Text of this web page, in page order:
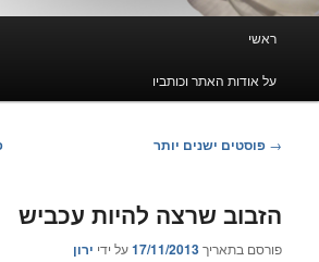
ראשי
על אודות האתר וכותביו
ניווט
→ פוסטים ישנים יותר
הזבוב שרצה להיות עכביש
פורסם בתאריך17/11/2013על ידי ירון